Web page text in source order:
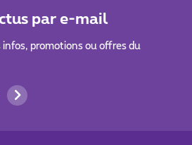
par e-mail
infos, promotions ou offres du